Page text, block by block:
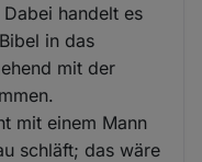
handelt es
in das
mit der
mit einem Mann
schläft; das wäre